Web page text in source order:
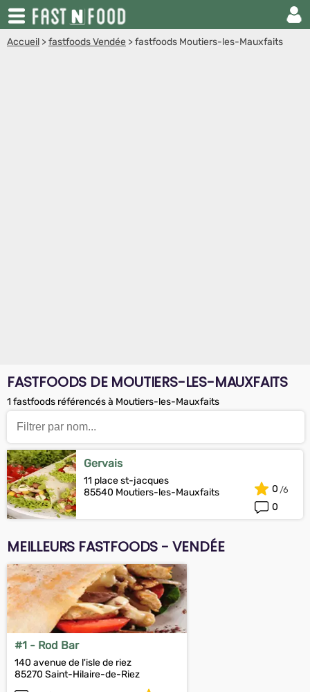
Accueil >fastfoods Vendée >fastfoods Moutiers-les-Mauxfaits
FASTFOODS DE MOUTIERS-LES-MAUXFAITS
1 fastfoods référencés à Moutiers-les-Mauxfaits
Gervais
11 place st-jacques
85540 Moutiers-les-Mauxfaits
0
0
MEILLEURS FASTFOODS - VENDÉE
#1 - Rod Bar
140 avenue de l'isle de riez
85270 Saint-Hilaire-de-Riez